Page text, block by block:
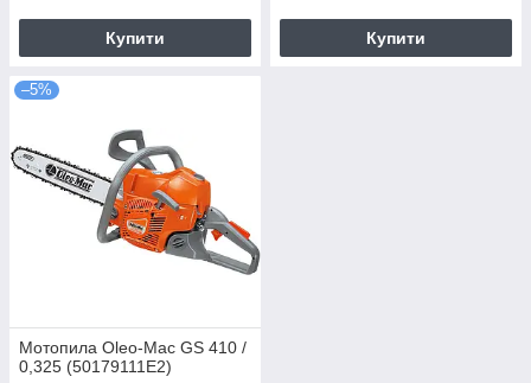
Купити Купити
–5%
Мотопила Oleo-Маc GS 410 /
0,325 (50179111E2)